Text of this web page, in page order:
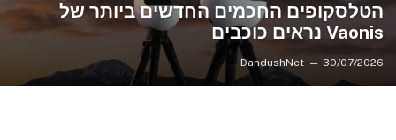
הטלסקופים החכמים החדשים ביותר של
Vaonis נראים כוכבים
DandushNet 30/07/2026